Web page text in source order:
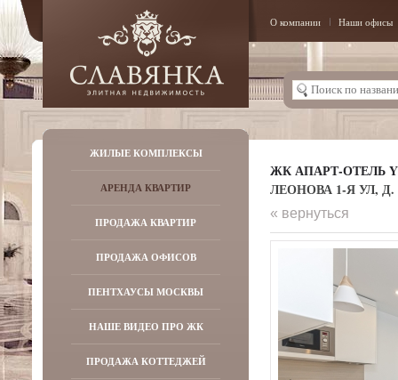
О компании Наши офисы
ЖИЛЫЕ КОМПЛЕКСЫ
АРЕНДА КВАРТИР
ПРОДАЖА КВАРТИР
ПРОДАЖА ОФИСОВ
ПЕНТХАУСЫ МОСКВЫ
НАШЕ ВИДЕО ПРО ЖК
ПРОДАЖА КОТТЕДЖЕЙ
ЖК АПАРТ-ОТЕЛЬ
ЛЕОНОВА 1-Я УЛ, Д.
« вернуться